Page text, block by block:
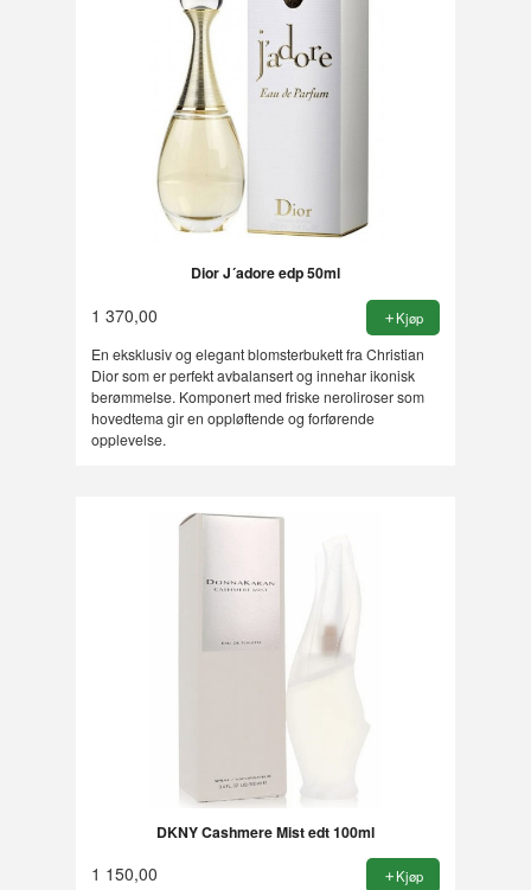
Dior J´adore edp 50ml
1 370,00 Kjøp
En eksklusiv og elegant blomsterbukett fra Christian
Dior som er perfekt avbalansert og innehar ikonisk
berømmelse. Komponert med friske neroliroser som
hovedtema gir en oppløftende og forførende
opplevelse.
DKNY Cashmere Mist edt 100ml
1 150,00 Kjøp